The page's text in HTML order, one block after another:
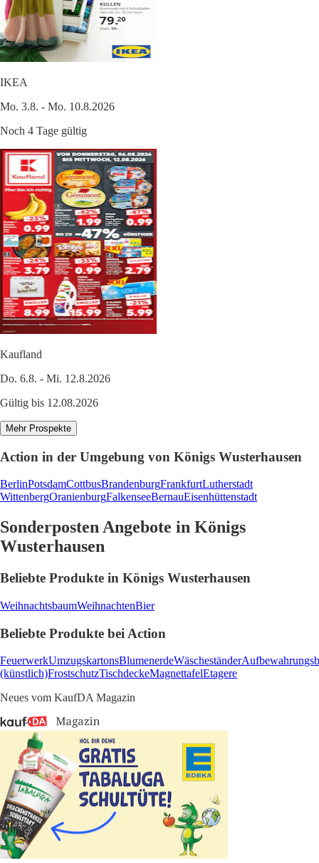
IKEA
Mo. 3.8. - Mo. 10.8.2026
Noch 4 Tage gültig
Kaufland
Do. 6.8. - Mi. 12.8.2026
Gültig bis 12.08.2026
Mehr Prospekte
Action in der Umgebung von Königs Wusterhausen
BerlinPotsdamCottbusBrandenburgFrankfurtLutherstadt
WittenbergOranienburgFalkenseeBernauEisenhüttenstadt
Sonderposten Angebote in Königs
Wusterhausen
Beliebte Produkte in Königs Wusterhausen
WeihnachtsbaumWeihnachtenBier
Beliebte Produkte bei Action
FeuerwerkUmzugskartonsBlumenerdeWäscheständer
(künstlich)FrostschutzTischdeckeMagnettafelEtagere
Neues vom KaufDA Magazin